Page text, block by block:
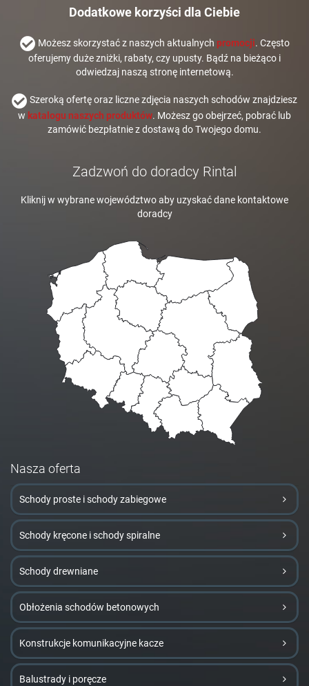
Dodatkowe korzyści dla Ciebie
Możesz skorzystać z naszych aktualnych promocji. Często
oferujemy duże zniżki, rabaty, czy upusty. Bądź na bieżąco i
odwiedzaj naszą stronę internetową.
Szeroką ofertę oraz liczne zdjęcia naszych schodów znajdziesz
w katalogu naszych produktów. Możesz go obejrzeć, pobrać lub
zamówić bezpłatnie z dostawą do Twojego domu.
Zadzwoń do doradcy Rintal
Kliknij w wybrane województwo aby uzyskać dane kontaktowe
doradcy
Nasza oferta
Schody proste i schody zabiegowe
Schody kręcone i schody spiralne
Schody drewniane
Obłożenia schodów betonowych
Konstrukcje komunikacyjne kacze
Balustrady i poręcze